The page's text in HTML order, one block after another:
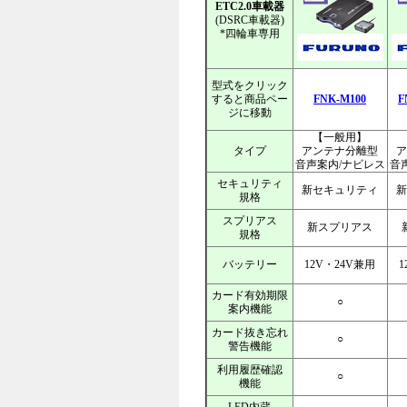
ETC2.0車載器
(DSRC車載器)
*四輪車専用
型式をクリック
すると商品ペー
ジに移動
FNK-M100
タイプ
【一般用】
アンテナ分離型
音声案内/ナビレス 音
セキュリティ
規格
新セキュリティ
スプリアス
規格
新スプリアス
バッテリー 12V・24V兼用
カード有効期限
案内機能
○
カード抜き忘れ
警告機能
○
利用履歴確認
機能
○